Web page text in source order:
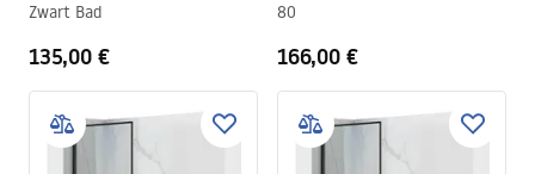
Zwart Bad
135,00 €
80
166,00 €